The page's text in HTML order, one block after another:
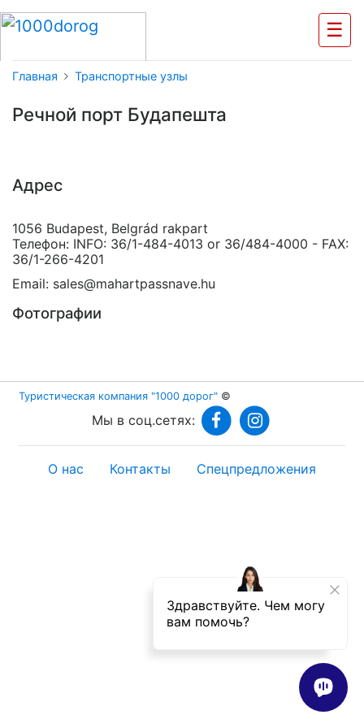
☰
Главная Транспортные узлы
Речной порт Будапешта
Адрес
1056 Budapest, Belgrád rakpart
Телефон: INFO: 36/1-484-4013 or 36/484-4000 - FAX:
36/1-266-4201
Email: sales@mahartpassnave.hu
Фотографии
Туристическая компания "1000 дорог" ©
Мы в соц.сетях:
О нас Контакты Спецпредложения